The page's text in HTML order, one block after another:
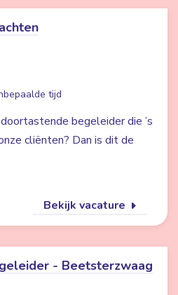
tijd
begeleider die ’s
cliënten? Dan is dit de
Bekijk vacature
- Beetsterzwaag